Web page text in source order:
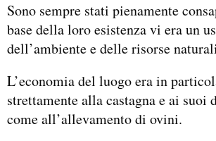
Sono sempre stati pienamente
base della loro esistenza vi era un
dell’ambiente e delle risorse
L’economia del luogo era in
strettamente alla castagna e ai suoi
come all’allevamento di ovini.